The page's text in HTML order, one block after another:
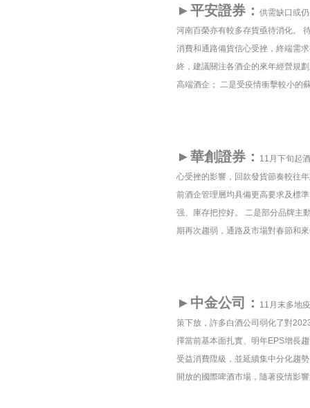
►平安證券： 供需缺口或
河南百榮亦有較多存貨亟待消化。
消費和通路備貨信心受挫，終端需
終，建議關注各酒企的來年經營規
高端酒企； 二是受疫情衝擊較小的
►華創證券：
11月下旬起
心受挫的影響，回款發貨節奏較往
前酒企管理層均具備更高要求及標
强、庫存把控好。 二是部分品牌主
期再次趨弱，通路及市場對春節和
►中金公司：
11月末多地
策下放，許多白酒公司弱化了對
擇當前基本面扎實、明年EPS增長
受益消費陞級，並延續集中分化趨
開放的國際啤酒市場，隨著疫情影